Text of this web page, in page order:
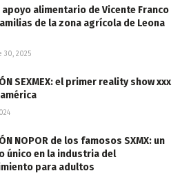
apoyo alimentario de Vicente Franco
de la zona agrícola de Leona
30, 2025
SEXMEX: el primer reality show xxx
NOPOR de los famosos SXMX: un
único en la industria del
para adultos